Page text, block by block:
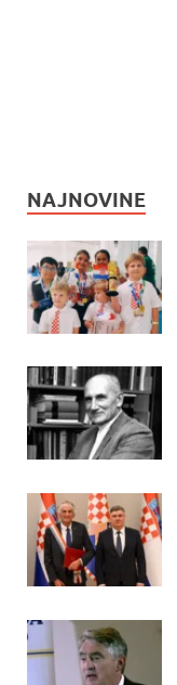
NAJNOVINE